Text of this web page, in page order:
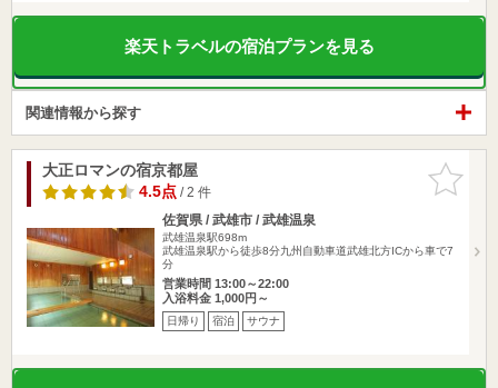
楽天トラベルの宿泊プランを見る
関連情報から探す
お気に入
りに追加
大正ロマンの宿京都屋
4.5点/ 2 件
佐賀県 / 武雄市 / 武雄温泉
武雄温泉駅698m
武雄温泉駅から徒歩8分九州自動車道武雄北方ICから車で7
分
営業時間 13:00～22:00
入浴料金 1,000円～
日帰り 宿泊 サウナ